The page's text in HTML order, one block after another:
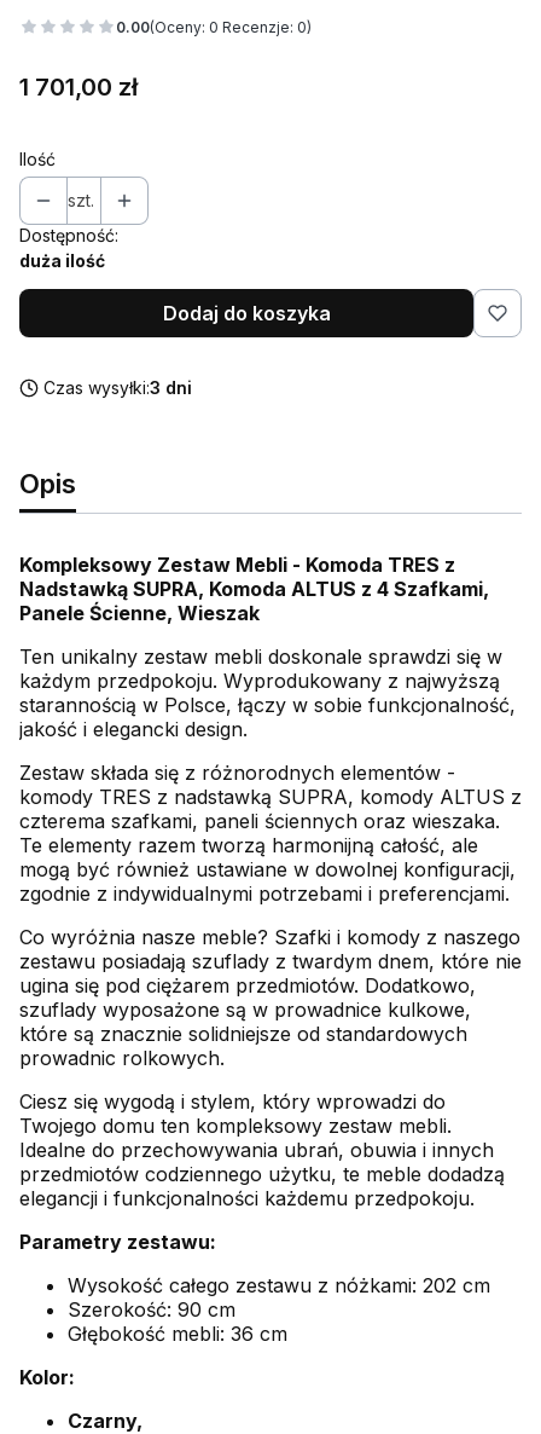
0.00(Oceny: 0 Recenzje: 0)
Cena
1 701,00 zł
Ilość
szt.
Dostępność:
duża ilość
Dodaj do koszyka
Czas wysyłki:3 dni
Opis
Kompleksowy Zestaw Mebli - Komoda TRES z
Nadstawką SUPRA, Komoda ALTUS z 4 Szafkami,
Panele Ścienne, Wieszak
Ten unikalny zestaw mebli doskonale sprawdzi się w
każdym przedpokoju. Wyprodukowany z najwyższą
starannością w Polsce, łączy w sobie funkcjonalność,
jakość i elegancki design.
Zestaw składa się z różnorodnych elementów -
komody TRES z nadstawką SUPRA, komody ALTUS z
czterema szafkami, paneli ściennych oraz wieszaka.
Te elementy razem tworzą harmonijną całość, ale
mogą być również ustawiane w dowolnej konfiguracji,
zgodnie z indywidualnymi potrzebami i preferencjami.
Co wyróżnia nasze meble? Szafki i komody z naszego
zestawu posiadają szuflady z twardym dnem, które nie
ugina się pod ciężarem przedmiotów. Dodatkowo,
szuflady wyposażone są w prowadnice kulkowe,
które są znacznie solidniejsze od standardowych
prowadnic rolkowych.
Ciesz się wygodą i stylem, który wprowadzi do
Twojego domu ten kompleksowy zestaw mebli.
Idealne do przechowywania ubrań, obuwia i innych
przedmiotów codziennego użytku, te meble dodadzą
elegancji i funkcjonalności każdemu przedpokoju.
Parametry zestawu:
Wysokość całego zestawu z nóżkami: 202 cm
Szerokość: 90 cm
Głębokość mebli: 36 cm
Kolor:
Czarny,